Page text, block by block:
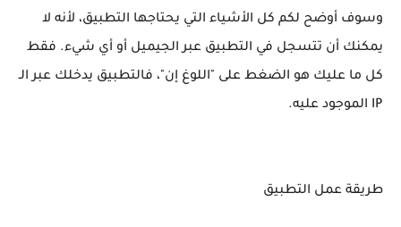
وسوف أوضح لكم كل الأشياء التي يحتاجها التطبيق، لأنه لا
يمكنك أن تتسجل في التطبيق عبر الجيميل أو أي شيء. فقط
كل ما عليك هو الضغط على "اللوغ إن"، فالتطبيق يدخلك عبر الـ
IP الموجود عليه.
طريقة عمل التطبيق